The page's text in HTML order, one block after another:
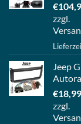
€
zzgl.
Jeep
€18,99
zzgl.